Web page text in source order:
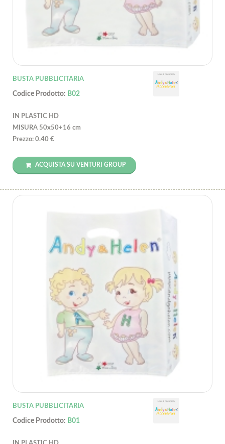
BUSTA PUBBLICITARIA
Codice Prodotto: B02
IN PLASTIC HD
MISURA 50x50+16 cm
Prezzo: 0.40 €
ACQUISTA SU VENTURI GROUP
BUSTA PUBBLICITARIA
Codice Prodotto: B01